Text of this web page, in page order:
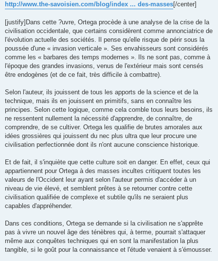
http://www.the-savoisien.com/blog/index ... des-masses[/center]
[justify]Dans cette ?uvre, Ortega procède à une analyse de la crise de la
civilisation occidentale, que certains considèrent comme annonciatrice de
l'évolution actuelle des sociétés. Il pense qu'elle risque de périr sous la
poussée d'une « invasion verticale ». Ses envahisseurs sont considérés
comme les « barbares des temps modernes ». Ils ne sont pas, comme à
l'époque des grandes invasions, venus de l'extérieur mais sont censés
être endogènes (et de ce fait, très difficile à combattre).
Selon l'auteur, ils jouissent de tous les apports de la science et de la
technique, mais ils en jouissent en primitifs, sans en connaître les
principes. Selon cette logique, comme cela comble tous leurs besoins, ils
ne ressentent nullement la nécessité d'apprendre, de connaître, de
comprendre, de se cultiver. Ortega les qualifie de brutes amorales aux
idées grossières qui jouissent du nec plus ultra que leur procure une
civilisation perfectionnée dont ils n'ont aucune conscience historique.
Et de fait, il s'inquiète que cette culture soit en danger. En effet, ceux qui
appartiennent pour Ortega à des masses incultes critiquent toutes les
valeurs de l'Occident leur ayant selon l'auteur permis d'accéder à un
niveau de vie élevé, et semblent prêtes à se retourner contre cette
civilisation qualifiée de complexe et subtile qu'ils ne seraient plus
capables d'appréhender.
Dans ces conditions, Ortega se demande si la civilisation ne s'apprête
pas à vivre un nouvel âge des ténèbres qui, à terme, pourrait s'attaquer
même aux conquêtes techniques qui en sont la manifestation la plus
tangible, si le goût pour la connaissance et l'étude venaient à s'émousser.